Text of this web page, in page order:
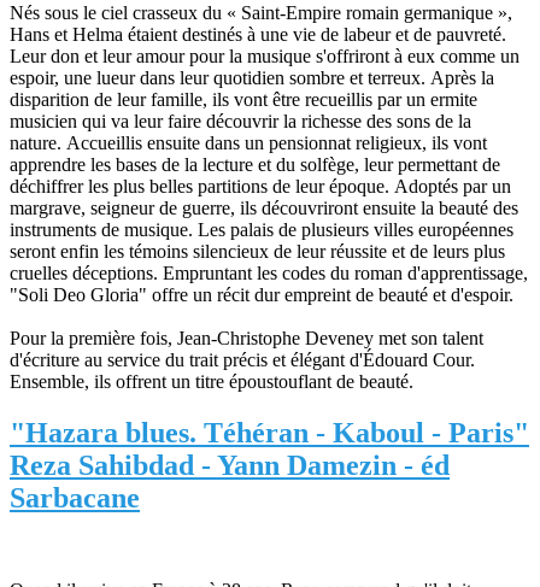
Nés sous le ciel crasseux du « Saint-Empire romain germanique »,
Hans et Helma étaient destinés à une vie de labeur et de pauvreté.
Leur don et leur amour pour la musique s'offriront à eux comme un
espoir, une lueur dans leur quotidien sombre et terreux. Après la
disparition de leur famille, ils vont être recueillis par un ermite
musicien qui va leur faire découvrir la richesse des sons de la
nature. Accueillis ensuite dans un pensionnat religieux, ils vont
apprendre les bases de la lecture et du solfège, leur permettant de
déchiffrer les plus belles partitions de leur époque. Adoptés par un
margrave, seigneur de guerre, ils découvriront ensuite la beauté des
instruments de musique. Les palais de plusieurs villes européennes
seront enfin les témoins silencieux de leur réussite et de leurs plus
cruelles déceptions. Empruntant les codes du roman d'apprentissage,
"Soli Deo Gloria" offre un récit dur empreint de beauté et d'espoir.
Pour la première fois, Jean-Christophe Deveney met son talent
d'écriture au service du trait précis et élégant d'Édouard Cour.
Ensemble, ils offrent un titre époustouflant de beauté.
"Hazara blues. Téhéran - Kaboul - Paris"
Reza Sahibdad - Yann Damezin - éd
Sarbacane